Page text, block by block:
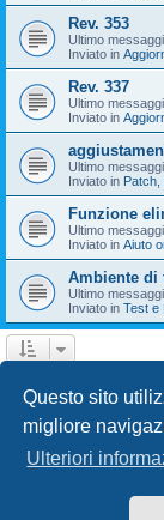
Questo sito
migliore
Ulteriori
Rev. 353
Ultimo
Inviato in
Rev. 337
Ultimo
Inviato in
Ultimo
Inviato in Patch,
Funzione
Ultimo
Inviato in Aiuto
Ambiente di
Ultimo
Inviato in Test e